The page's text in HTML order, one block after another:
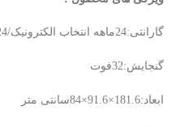
گارانتی:24ماهه انتخاب الکترونیک/124ماه ضمانت کمپرسور/30روزتست
گنجایش:32فوت
ابعاد:181.6×91.6×84سانتی متر